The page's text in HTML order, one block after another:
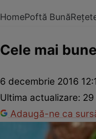
HomePoftă Bună
Cele mai
6 decembrie 2016
Ultima actualizare: 29
Adaugă-ne ca